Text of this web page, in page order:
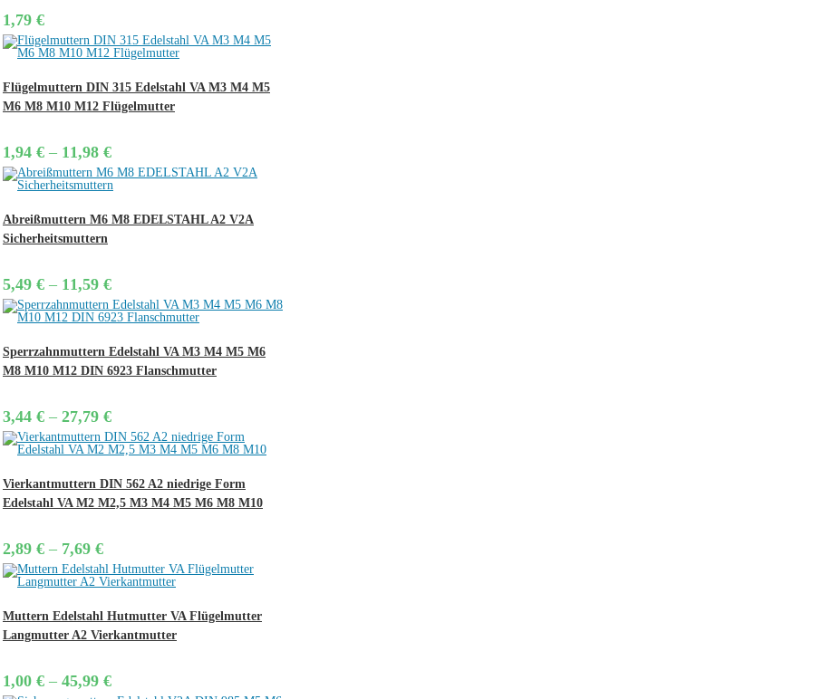
1,79 €
Flügelmuttern DIN 315 Edelstahl VA M3 M4 M5
M6 M8 M10 M12 Flügelmutter
1,94 € – 11,98 €Price
range:
1,94 €
11,98 €
Abreißmuttern M6 M8 EDELSTAHL A2 V2A
Sicherheitsmutt​ern
5,49 € – 11,59 €Price
range:
5,49 €
11,59 €
Sperrzahnmuttern Edelstahl VA M3 M4 M5 M6
M8 M10 M12 DIN 6923 Flanschmutter
3,44 € – 27,79 €Price
range:
3,44 €
27,79 €
Vierkantmuttern DIN 562 A2 niedrige Form
Edelstahl VA M2 M2,5 M3 M4 M5 M6 M8 M10
2,89 € – 7,69 €Price
range:
2,89 €
7,69 €
Muttern Edelstahl Hutmutter VA Flügelmutter
Langmutter A2 Vierkantmutter
1,00 € – 45,99 €Price
range: